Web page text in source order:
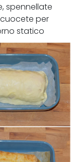
spennellate
per
statico